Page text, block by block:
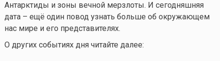
Антарктиды и зоны вечной мерзлоты. И сегодняшняя
дата – ещё один повод узнать больше об окружающем
нас мире и его представителях.
О других событиях дня читайте далее: